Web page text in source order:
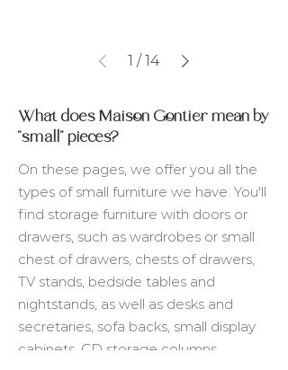
1 / 14
What does Maison Gontier mean by
"small" pieces?
On these pages, we offer you all the
types of small furniture we have. You'll
find storage furniture with doors or
drawers, such as wardrobes or small
chest of drawers, chests of drawers,
TV stands, bedside tables and
nightstands, as well as desks and
secretaries, sofa backs, small display
cabinets, CD storage columns,